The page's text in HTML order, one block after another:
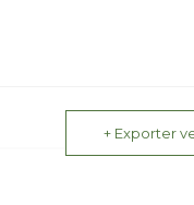
+ Exporter